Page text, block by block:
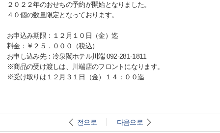
２０２２年のおせちの予約が開始となりました。
４０個の数量限定となっております。
お申込み期限：１２月１０日（金）迄
料金：￥２５．０００（税込）
お申し込み先：冷泉閣ホテル川端 092-281-1811
※商品の受け渡しは、川端店のフロントになります。
※受け取りは１２月３１日（金）１４：００迄
전으로 다음으로